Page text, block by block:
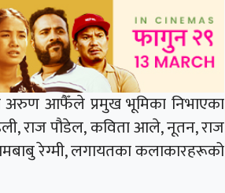
अरुण आफैँले प्रमुख भूमिका निभाएका
राज पौडेल, कविता आले, नूतन, राज
रेग्मी, लगायतका कलाकारहरूको